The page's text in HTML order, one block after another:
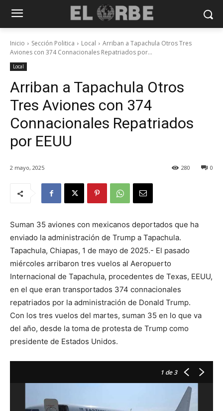
Inicio Sección Politica Local
Arriban a Tapachula Otros Tres
Aviones con 374 Connacionales Repatriados por...
Local
Arriban a Tapachula Otros
Tres Aviones con 374
Connacionales Repatriados
por EEUU
2 mayo, 2025 0
280
Suman 35 aviones con mexicanos deportados que ha
enviado la administración de Trump a Tapachula.
Tapachula, Chiapas, 1 de mayo de 2025.- El pasado
miércoles arribaron tres vuelos al Aeropuerto
Internacional de Tapachula, procedentes de Texas, EEUU,
en el que eran transportados 374 connacionales
repatriados por la administración de Donald Trump.
Con los tres vuelos del martes, suman 35 en lo que va
del año, desde la toma de protesta de Trump como
presidente de Estados Unidos.
1 de 3